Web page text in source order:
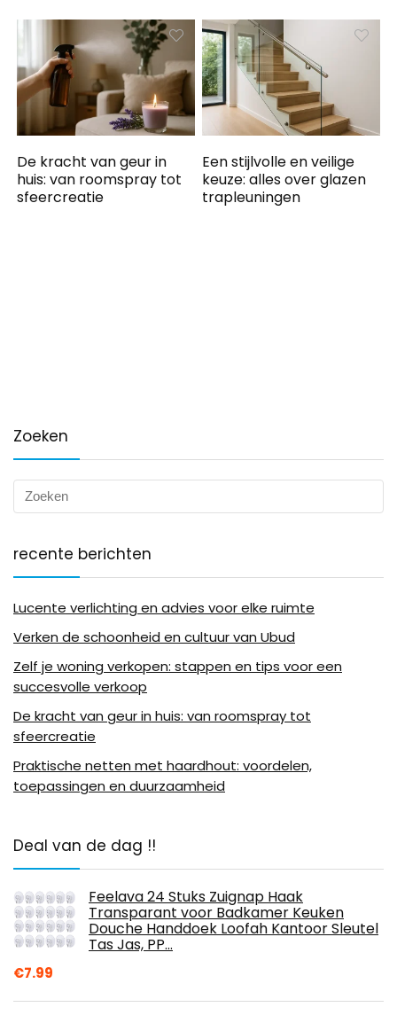
De kracht van geur in
huis: van roomspray tot
sfeercreatie
Een stijlvolle en veilige
keuze: alles over glazen
trapleuningen
Zoeken
recente berichten
Lucente verlichting en advies voor elke ruimte
Verken de schoonheid en cultuur van Ubud
Zelf je woning verkopen: stappen en tips voor een
succesvolle verkoop
De kracht van geur in huis: van roomspray tot
sfeercreatie
Praktische netten met haardhout: voordelen,
toepassingen en duurzaamheid
Deal van de dag !!
Feelava 24 Stuks Zuignap Haak
Transparant voor Badkamer Keuken
Douche Handdoek Loofah Kantoor Sleutel
Tas Jas, PP…
€7.99